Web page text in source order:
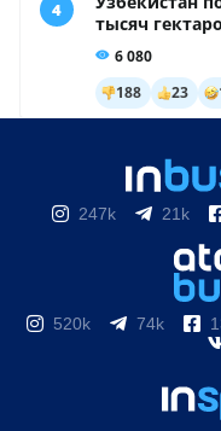
247k 21k
520k 74k